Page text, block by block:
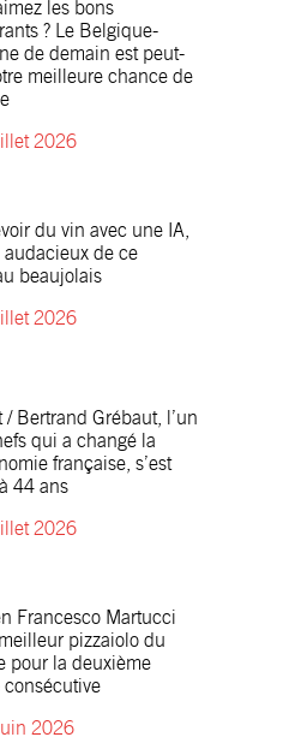
les bons
? Le Belgique-
de demain est peut-
meilleure chance de
2026
du vin avec une IA,
audacieux de ce
beaujolais
2026
/ Bertrand Grébaut, l’un
qui a changé la
française, s’est
44 ans
2026
Francesco Martucci
pizzaiolo du
pour la deuxième
consécutive
2026